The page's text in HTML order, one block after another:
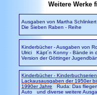
Weitere Werke
Ausgaben von Martha Schlinkert
Die Sieben Raben - Reihe
Kinderbücher - Ausgaben von
Ulrici Käpt´n Konny - Bände in
Version der Göttinger
Kinderbücher -
Lackausausgaben der 1950er
1990er Jahre Ruda: Das
Auto und diverse weitere